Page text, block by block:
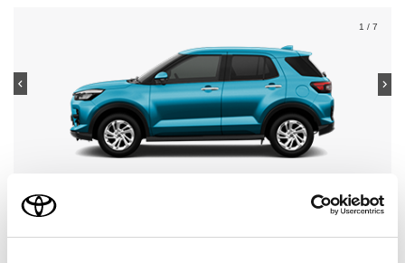
1 / 7
グレード